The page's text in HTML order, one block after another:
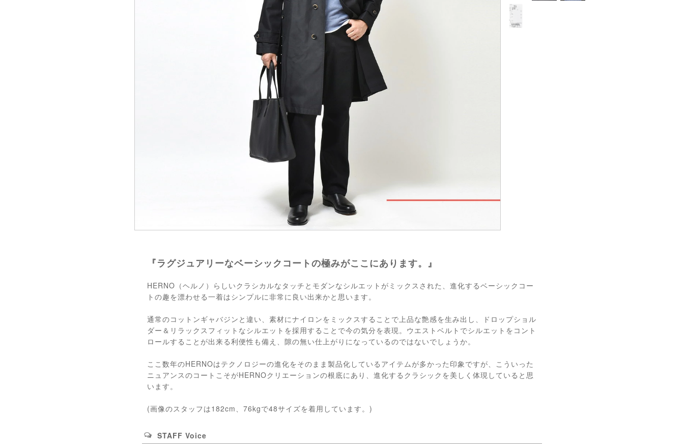
『ラグジュアリーなベーシックコートの極みがここにあります。』
HERNO（ヘルノ）らしいクラシカルなタッチとモダンなシルエットがミックスされた、進化するベーシックコー
トの趣を漂わせる一着はシンプルに非常に良い出来かと思います。
通常のコットンギャバジンと違い、素材にナイロンをミックスすることで上品な艶感を生み出し、ドロップショル
ダー＆リラックスフィットなシルエットを採用することで今の気分を表現。ウエストベルトでシルエットをコント
ロールすることが出来る利便性も備え、隙の無い仕上がりになっているのではないでしょうか。
ここ数年のHERNOはテクノロジーの進化をそのまま製品化しているアイテムが多かった印象ですが、こういった
ニュアンスのコートこそがHERNOクリエーションの根底にあり、進化するクラシックを美しく体現していると思
います。
(画像のスタッフは182cm、76kgで48サイズを着用しています。)
STAFF Voice